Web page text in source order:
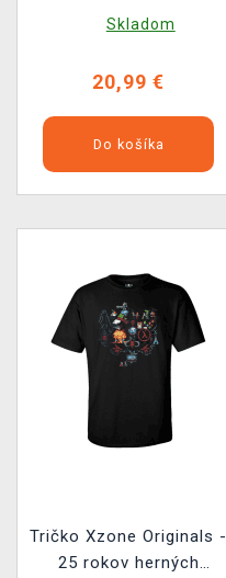
ponožky) (veľkosť M)
Skladom
20,99 €
Do košíka
Tričko Xzone Originals -
25 rokov herných